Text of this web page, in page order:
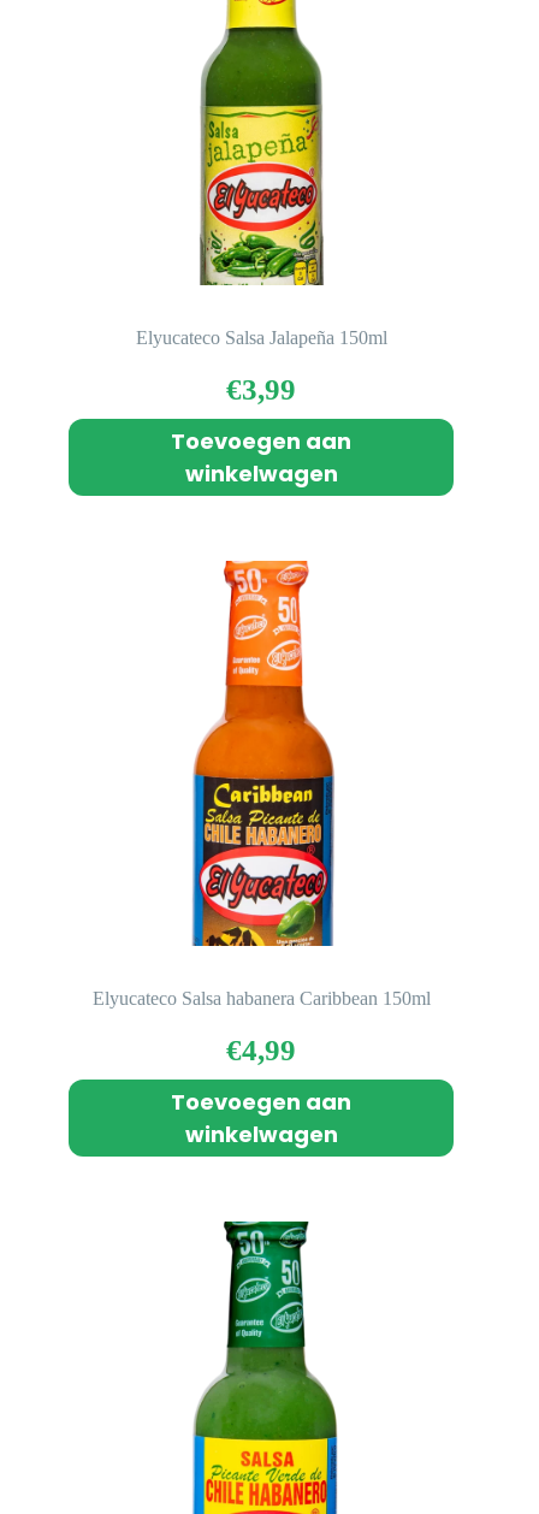
Elyucateco Salsa Jalapeña 150ml
€3,99
Toevoegen aan
winkelwagen
Elyucateco Salsa habanera Caribbean 150ml
€4,99
Toevoegen aan
winkelwagen